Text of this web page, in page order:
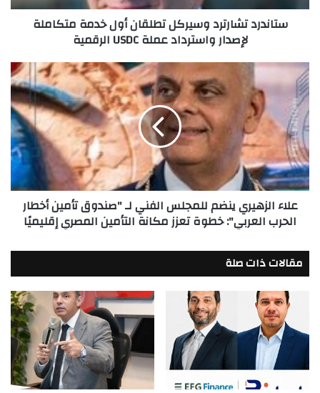
واسترداد
ستاندرد تشارترد وسيركل تطلقان أول خدمة متكاملة
لإصدار واسترداد عملة USDC الرقمية
علاء
الزهيري
ينضم
للمجلس
الفني
لـ
"صندوق
تأمين
أخطار
الحرب
العربي":
تعزز
مكانة
التأمين
المصري
إقليميًا
علاء الزهيري ينضم للمجلس الفني لـ "صندوق تأمين أخطار
الحرب العربي": خطوة تعزز مكانة التأمين المصري إقليميًا
مقالات ذات صلة